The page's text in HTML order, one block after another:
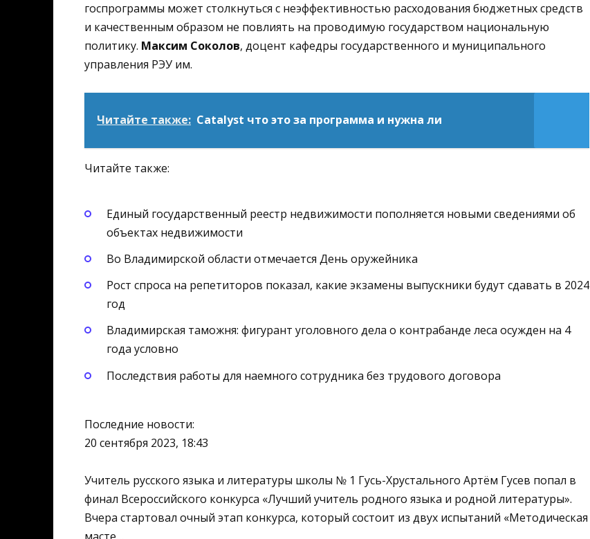
госпрограммы может столкнуться с неэффективностью расходования бюджетных средств
и качественным образом не повлиять на проводимую государством национальную
политику. Максим Соколов, доцент кафедры государственного и муниципального
управления РЭУ им.
Читайте также: Catalyst что это за программа и нужна ли
Читайте также:
Единый государственный реестр недвижимости пополняется новыми сведениями об
объектах недвижимости
Во Владимирской области отмечается День оружейника
Рост спроса на репетиторов показал, какие экзамены выпускники будут сдавать в 2024
год
Владимирская таможня: фигурант уголовного дела о контрабанде леса осужден на 4
года условно
Последствия работы для наемного сотрудника без трудового договора
Последние новости:
20 сентября 2023, 18:43
Учитель русского языка и литературы школы № 1 Гусь-Хрустального Артём Гусев попал в
финал Всероссийского конкурса «Лучший учитель родного языка и родной литературы».
Вчера стартовал очный этап конкурса, который состоит из двух испытаний «Методическая